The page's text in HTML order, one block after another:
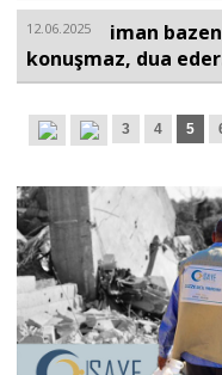
12.06.2025
iman
konuşmaz, dua
3 4 5